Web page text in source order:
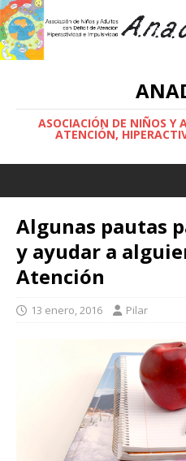
ASOCIACIÓN DE NIÑOS Y
ATENCIÓN,
Algunas pautas
y ayudar a
Atención
13 enero, 2016 Pilar